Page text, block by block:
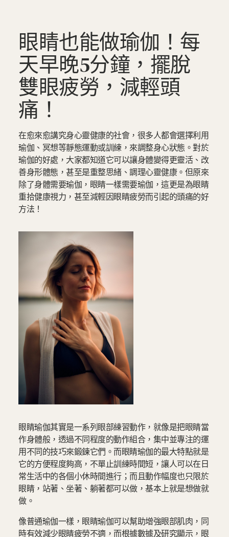
眼睛也能做瑜伽！每
天早晚5分鐘，擺脫
雙眼疲勞，減輕頭
痛！
在愈來愈講究身心靈健康的社會，很多人都會選擇利用
瑜伽、冥想等靜態運動或訓練，來調整身心狀態。對於
瑜伽的好處，大家都知道它可以讓身體變得更靈活、改
善身形體態，甚至是重整思緒、調理心靈健康。但原來
除了身體需要瑜伽，眼睛一樣需要瑜伽，這更是為眼睛
重拾健康視力，甚至減輕因眼睛疲勞而引起的頭痛的好
方法！
眼睛瑜伽其實是一系列眼部練習動作，就像是把眼睛當
作身體般，透過不同程度的動作組合，集中並專注的運
用不同的技巧來鍛鍊它們。而眼睛瑜伽的最大特點就是
它的方便程度夠高，不單止訓練時間短，讓人可以在日
常生活中的各個小休時間進行；而且動作幅度也只限於
眼睛，站著、坐著、躺著都可以做，基本上就是想做就
做。
像普通瑜伽一樣，眼睛瑜伽可以幫助增強眼部肌肉，同
時有效減少眼睛疲勞不適，而根據數據及研究顯示，眼